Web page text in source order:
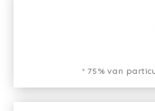
* 75% van